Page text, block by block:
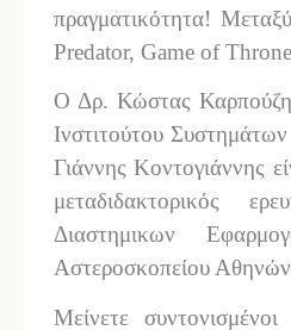
πραγματικότητα!
Predator, Game of
Ο Δρ. Κώστας Καρπούζης
Ινστιτούτου
Γιάννης Κοντογιάννης
μεταδιδακτορικός
Διαστημικων
Αστεροσκοπείου
Μείνετε